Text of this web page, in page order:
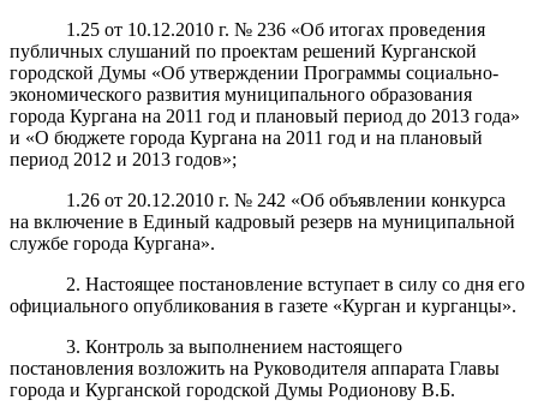
1.25 от 10.12.2010 г. № 236 «Об итогах проведения
публичных слушаний по проектам решений Курганской
городской Думы «Об утверждении Программы социально-
экономического развития муниципального образования
города Кургана на 2011 год и плановый период до 2013 года»
и «О бюджете города Кургана на 2011 год и на плановый
период 2012 и 2013 годов»;
1.26 от 20.12.2010 г. № 242 «Об объявлении конкурса
на включение в Единый кадровый резерв на муниципальной
службе города Кургана».
2. Настоящее постановление вступает в силу со дня его
официального опубликования в газете «Курган и курганцы».
3. Контроль за выполнением настоящего
постановления возложить на Руководителя аппарата Главы
города и Курганской городской Думы Родионову В.Б.